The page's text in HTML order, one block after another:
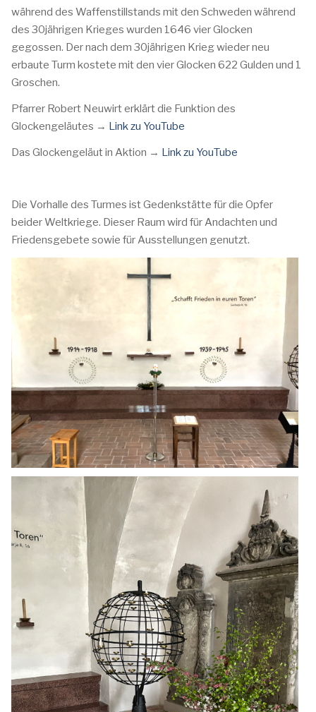
während des Waffenstillstands mit den Schweden während
des 30jährigen Krieges wurden 1646 vier Glocken
gegossen. Der nach dem 30jährigen Krieg wieder neu
erbaute Turm kostete mit den vier Glocken 622 Gulden und 1
Groschen.
Pfarrer Robert Neuwirt erklärt die Funktion des
Glockengeläutes → Link zu YouTube
Das Glockengeläut in Aktion → Link zu YouTube
Die Vorhalle des Turmes ist Gedenkstätte für die Opfer
beider Weltkriege. Dieser Raum wird für Andachten und
Friedensgebete sowie für Ausstellungen genutzt.